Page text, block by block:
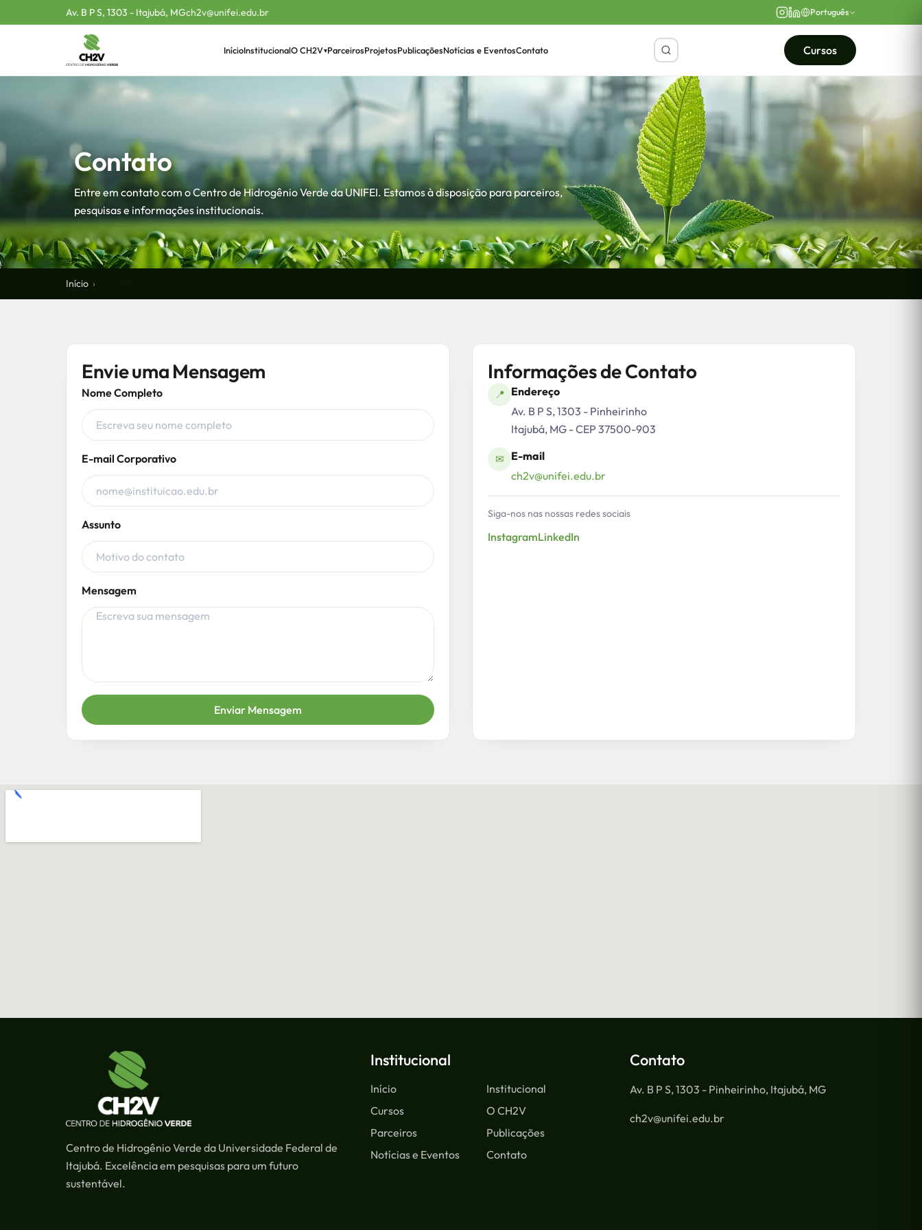
Av. B P S, 1303 - Itajubá, MGch2v@unifei.edu.br Português
InícioInstitucionalO CH2V▾ParceirosProjetosPublicaçõesNotícias e EventosContato Cursos
Contato
Entre em contato com o Centro de Hidrogênio Verde da UNIFEI. Estamos à disposição para parceiros,
pesquisas e informações institucionais.
Início
Envie uma Mensagem
Nome Completo
E-mail Corporativo
Assunto
Mensagem
Enviar Mensagem
Informações de Contato
📍
Endereço
Av. B P S, 1303 - Pinheirinho
Itajubá, MG - CEP 37500-903
✉
E-mail
ch2v@unifei.edu.br
Siga-nos nas nossas redes sociais
InstagramLinkedIn
Centro de Hidrogênio Verde da Universidade Federal de
Itajubá. Excelência em pesquisas para um futuro
sustentável.
Institucional
Início
Institucional
Cursos
O CH2V
Parceiros
Publicações
Notícias e Eventos
Contato
Contato
Av. B P S, 1303 - Pinheirinho, Itajubá, MG
ch2v@unifei.edu.br